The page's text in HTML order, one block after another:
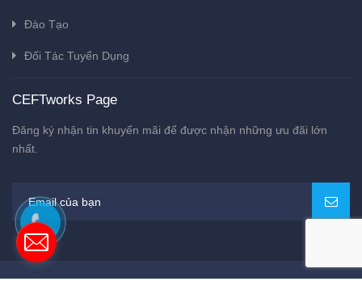
Đào Tạo
Đối Tác Tuyển Dụng
CEFTworks Page
Đăng ký nhận tin khuyến mãi để được nhận những ưu đãi lớn
nhất.